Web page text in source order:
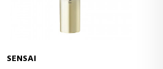
SENSAI